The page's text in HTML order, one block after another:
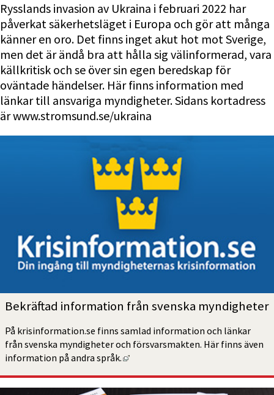
Rysslands invasion av Ukraina i februari 2022 har
påverkat säkerhetsläget i Europa och gör att många
känner en oro. Det finns inget akut hot mot Sverige,
men det är ändå bra att hålla sig välinformerad, vara
källkritisk och se över sin egen beredskap för
oväntade händelser. Här finns information med
länkar till ansvariga myndigheter. Sidans kortadress
är www.stromsund.se/ukraina
Bekräftad information från svenska myndigheter
På krisinformation.se finns samlad information och länkar
från svenska myndigheter och försvarsmakten. Här finns även
information på andra språk.
Länk till annan webbplats,